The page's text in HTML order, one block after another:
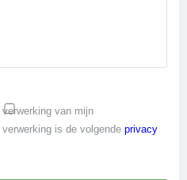
van mijn
is de volgende privacy